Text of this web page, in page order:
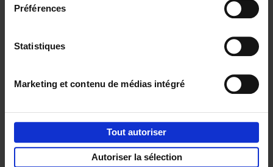
Préférences
Statistiques
Marketing et contenu de médias intégré
Tout autoriser
Autoriser la sélection
Service clients Frais de livraison
Droit de retour
Privacy & cookies
Conditions générales
réductions, d’actions et d’inspiration ?
Part ofLannoo Publishing Group